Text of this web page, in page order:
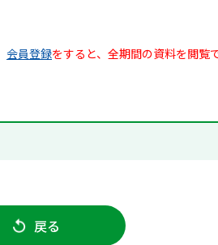
会員登録をすると、全期間の資料を閲覧
戻る